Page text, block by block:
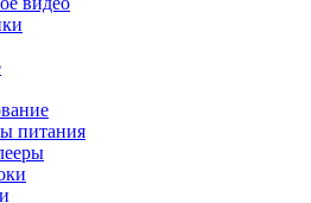
питания